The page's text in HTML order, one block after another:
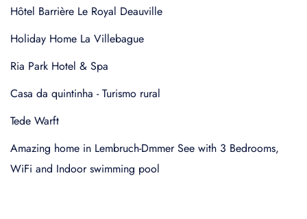
Hôtel Barrière Le Royal Deauville
Holiday Home La Villebague
Ria Park Hotel & Spa
Casa da quintinha - Turismo rural
Tede Warft
Amazing home in Lembruch-Dmmer See with 3 Bedrooms,
WiFi and Indoor swimming pool